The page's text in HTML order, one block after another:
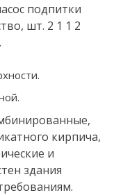
подпитки
шт. 2 1 1 2
кирпича,
и
здания